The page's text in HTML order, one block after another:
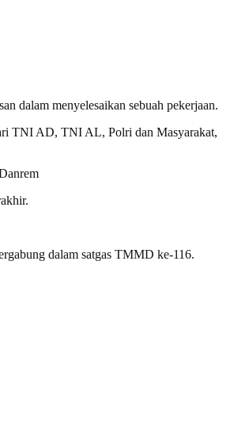
dalam menyelesaikan sebuah pekerjaan.
TNI AD, TNI AL, Polri dan Masyarakat,
dalam satgas TMMD ke-116.